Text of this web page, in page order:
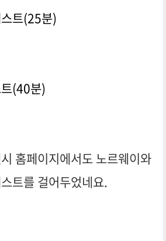
트(25분)
(40분)
홈페이지에서도 노르웨이와
트를 걸어두었네요.